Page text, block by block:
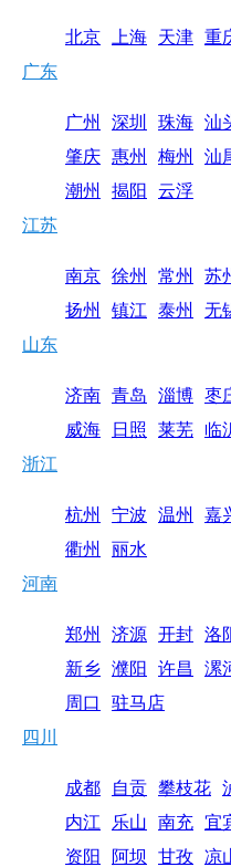
北京 上海 天津 重
广东
广州 深圳 珠海 汕
肇庆 惠州 梅州 汕
潮州
揭阳
云浮
江苏
南京 徐州 常州 苏
扬州
镇江 泰州 无
山东
济南 青岛 淄博 枣
威海
日照 莱芜 临
浙江
杭州 宁波 温州 嘉
衢州
丽水
河南
郑州 济源 开封 洛
新乡 濮阳 许昌 漯
周口
驻马店
四川
成都 自贡 攀枝花
内江
乐山 南充 宜
资阳
阿坝 甘孜 凉